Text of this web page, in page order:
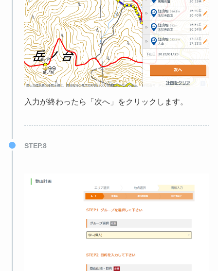
入力が終わったら「次へ」をクリックします。
STEP.8